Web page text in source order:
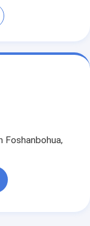
Foshanbohua,